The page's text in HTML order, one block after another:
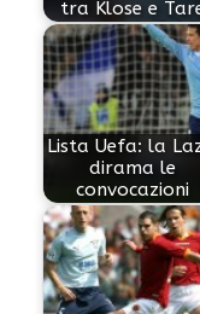
tra Klose e
Lista Uefa: la
dirama le
convocazioni